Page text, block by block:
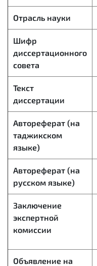
Отрасль науки
Шифр
диссертационного
совета
Текст
диссертации
Автореферат (на
таджикском
языке)
Автореферат (на
русском языке)
Заключение
экспертной
комиссии
Объявление на